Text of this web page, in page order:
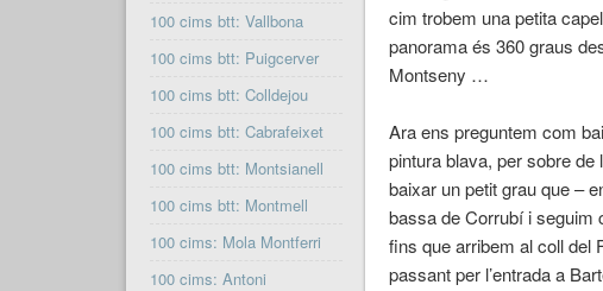
cim trobem una petita
panorama és 360 graus
Montseny …
Ara ens preguntem com
pintura blava, per sobre
baixar un petit grau que –
bassa de Corrubí i seguim
fins que arribem al coll del
passant per l’entrada a
100 cims btt: Vallbona
100 cims btt: Puigcerver
100 cims btt: Colldejou
100 cims btt: Cabrafeixet
100 cims btt: Montsianell
100 cims btt: Montmell
100 cims: Mola Montferri
100 cims: Antoni